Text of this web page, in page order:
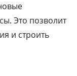
Это позволит
и строить